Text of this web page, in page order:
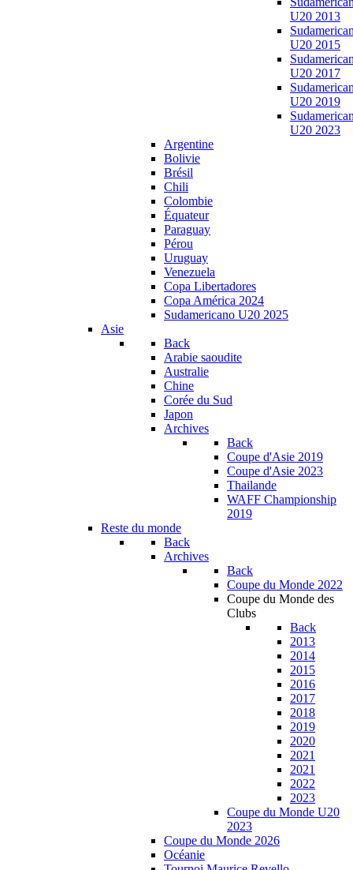
U20 2013
U20 2015
U20 2017
U20 2019
U20 2023
Argentine
Bolivie
Brésil
Chili
Colombie
Équateur
Paraguay
Pérou
Uruguay
Venezuela
Copa Libertadores
Copa América 2024
Sudamericano U20 2025
Asie
Back
Arabie saoudite
Australie
Chine
Corée du Sud
Japon
Archives
Back
Coupe d'Asie 2019
Coupe d'Asie 2023
Thailande
WAFF Championship
2019
Reste du monde
Back
Archives
Back
Coupe du Monde 2022
Coupe du Monde des
Clubs
Back
2013
2014
2015
2016
2017
2018
2019
2020
2021
2021
2022
2023
Coupe du Monde U20
2023
Coupe du Monde 2026
Océanie